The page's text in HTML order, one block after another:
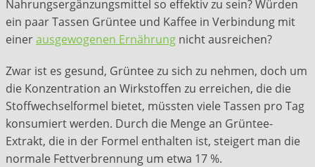
Nahrungsergänzungsmittel so effektiv zu sein? Würden
ein paar Tassen Grüntee und Kaffee in Verbindung mit
einerausgewogenen Ernährung nicht ausreichen?
Zwar ist es gesund, Grüntee zu sich zu nehmen, doch um
die Konzentration an Wirkstoffen zu erreichen, die die
Stoffwechselformel bietet, müssten viele Tassen pro Tag
konsumiert werden. Durch die Menge an Grüntee-
Extrakt, die in der Formel enthalten ist, steigert man die
normale Fettverbrennung um etwa 17 %.